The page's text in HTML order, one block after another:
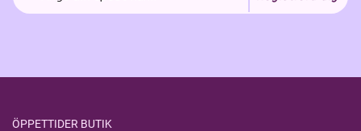
ÖPPETTIDER BUTIK